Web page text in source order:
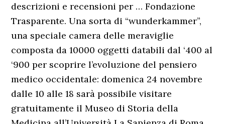
descrizioni e recensioni per … Fondazione
Trasparente. Una sorta di “wunderkammer”,
una speciale camera delle meraviglie
composta da 10000 oggetti databili dal ‘400 al
‘900 per scoprire l’evoluzione del pensiero
medico occidentale: domenica 24 novembre
dalle 10 alle 18 sarà possibile visitare
gratuitamente il Museo di Storia della